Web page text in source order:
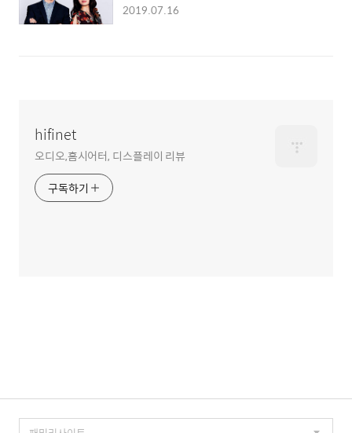
2019.07.16
hifinet
오디오,홈시어터, 디스플레이 리뷰
구독하기